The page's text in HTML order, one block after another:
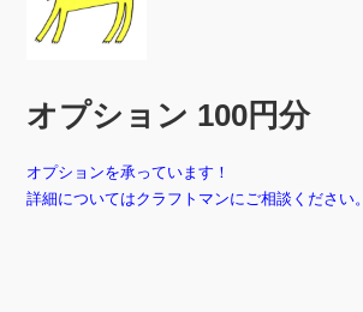
オプション 100円分
オプションを承っています！
詳細についてはクラフトマンにご相談ください。